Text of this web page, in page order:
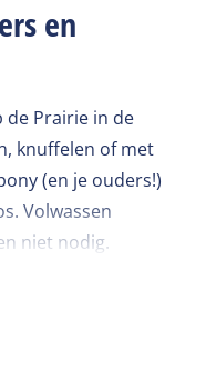
en
de Prairie in de
knuffelen of met
(en je ouders!)
Volwassen
niet nodig.
door het bos,
ook